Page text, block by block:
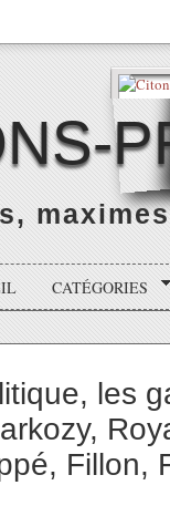
CATÉGORIES
les
Fillon,